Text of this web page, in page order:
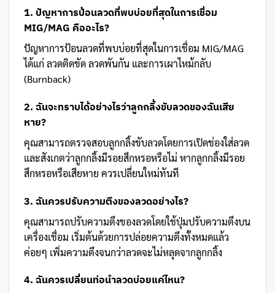
1. ปัญหาการป้อนลวดที่พบบ่อยที่สุดในการเชื่อม
MIG/MAG คืออะไร?
ปัญหาการป้อนลวดที่พบบ่อยที่สุดในการเชื่อม MIG/MAG
ได้แก่ ลวดติดขัด ลวดพันกัน และการเผาไหม้กลับ
(Burnback)
2. ฉันจะทราบได้อย่างไรว่าลูกกลิ้งขับลวดของฉันเสีย
หาย?
คุณสามารถตรวจสอบลูกกลิ้งขับลวดโดยการเปิดช่องใส่ลวด
และสังเกตว่าลูกกลิ้งมีรอยสึกหรอหรือไม่ หากลูกกลิ้งมีรอย
สึกหรอหรือเสียหาย ควรเปลี่ยนใหม่ทันที
3. ฉันควรปรับความตึงของลวดอย่างไร?
คุณสามารถปรับความตึงของลวดโดยใช้ปุ่มปรับความตึงบน
เครื่องเชื่อม เริ่มต้นด้วยการปล่อยความตึงทั้งหมดแล้ว
ค่อยๆ เพิ่มความตึงจนกว่าลวดจะไม่หลุดจากลูกกลิ้ง
4. ฉันควรเปลี่ยนท่อนำลวดบ่อยแค่ไหน?